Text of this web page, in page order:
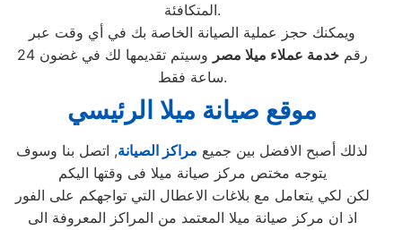
المتكافئة.
ويمكنك حجز عملية الصيانة الخاصة بك في أي وقت عبر
رقمخدمة عملاء ميلا مصر
وسيتم تقديمها لك في غضون 24
ساعة فقط.
موقع صيانة ميلا الرئيسي
لذلك أصبح الافضل بين جميع مراكز الصيانة, اتصل بنا وسوف
يتوجه مختص مركز صيانة ميلا فى وقتها اليكم
لكن لكي يتعامل مع بلاغات الاعطال التي تواجهكم على الفور
اذ ان مركز صيانة ميلا المعتمد من المراكز المعروفة الى